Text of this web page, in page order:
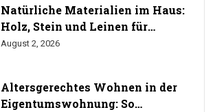
Natürliche Materialien im Haus:
Holz, Stein und Leinen für
gesundes Wohnen
August 2, 2026
Altersgerechtes Wohnen in der
Eigentumswohnung: So